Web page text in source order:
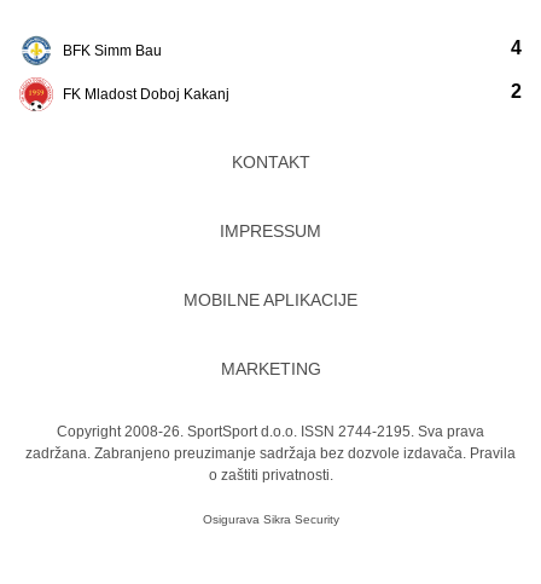
BFK Simm Bau
FK Mladost Doboj Kakanj
4
2
KONTAKT
IMPRESSUM
MOBILNE APLIKACIJE
MARKETING
Copyright 2008-26. SportSport d.o.o. ISSN 2744-2195. Sva prava
zadržana. Zabranjeno preuzimanje sadržaja bez dozvole izdavača. Pravila
o zaštiti privatnosti.
Osigurava Sikra Security